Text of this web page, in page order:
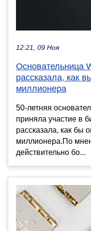
12:21, 09 Ноя
Основательница
рассказала, как
миллионера
50-летняя
приняла участие в
рассказала, как бы
миллионера.По
действительно бо...